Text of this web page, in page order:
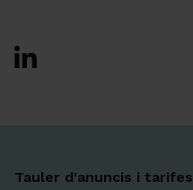
Ir a Facebook
Ir a X-twitter
Ir a Instagram
Ir a Linkedin
Ir a Youtube
Ir a Blogger
Ir a Vimeo
Tauler d'anuncis i tarifes